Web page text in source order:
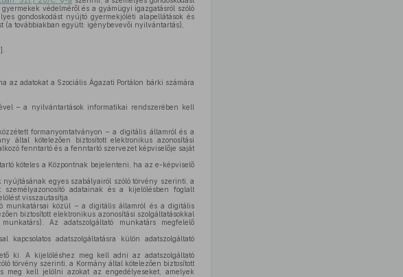
védelméről és a gyámügyi igazgatásról szóló
gondoskodást nyújtó gyermekjóléti alapellátások és
továbbiakban együtt: igénybevevői nyilvántartás),
adatokat a Szociális Ágazati Portálon bárki számára
– a nyilvántartások informatikai rendszerében kell
formanyomtatványon – a digitális államról és a
által kötelezően biztosított elektronikus azonosítási
fenntartó és a fenntartó szervezet képviselője saját
köteles a Központnak bejelenteni, ha az e-képviselő
egyes szabályairól szóló törvény szerinti, a
személyazonosító adatainak és a kijelölésben foglalt
visszautasítja.
munkatársai közül – a digitális államról és a digitális
biztosított elektronikus azonosítási szolgáltatásokkal
Az adatszolgáltató munkatárs megfelelő
adatszolgáltatásra külön adatszolgáltató
ki. A kijelöléshez meg kell adni az adatszolgáltató
törvény szerinti, a Kormány által kötelezően biztosított
meg kell jelölni azokat az engedélyeseket, amelyek